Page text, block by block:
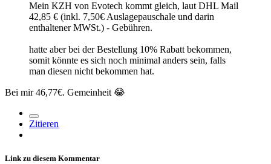
Mein KZH von Evotech kommt gleich, laut DHL Mail
42,85 € (inkl. 7,50€ Auslagepauschale und darin
enthaltener MWSt.) - Gebühren.
hatte aber bei der Bestellung 10% Rabatt bekommen,
somit könnte es sich noch minimal anders sein, falls
man diesen nicht bekommen hat.
Bei mir 46,77€. Gemeinheit 😂
Zitieren
Link zu diesem Kommentar